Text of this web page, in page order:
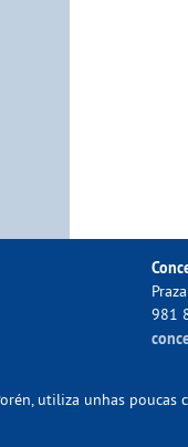
981
utiliza unhas poucas